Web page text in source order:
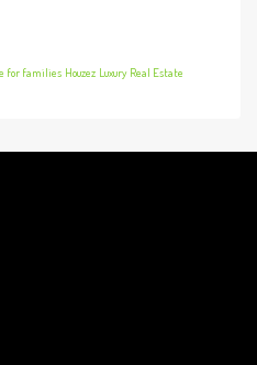
for families Houzez Luxury Real Estate